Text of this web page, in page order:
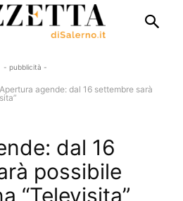
- pubblicità -
Apertura agende: dal 16 settembre sarà
dal 16
possibile
“Televisita”